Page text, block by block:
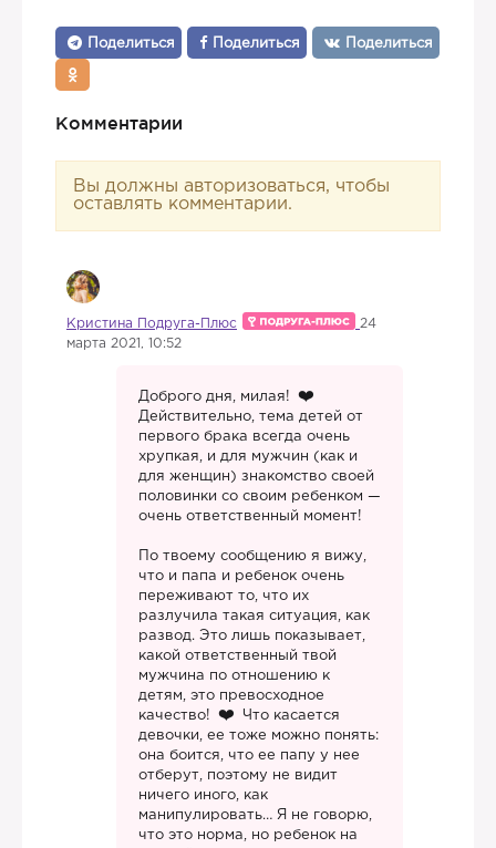
Поделиться Поделиться Поделиться
Комментарии
Вы должны авторизоваться, чтобы
оставлять комментарии.
Кристина Подруга-Плюс
24
марта 2021, 10:52
Доброго дня, милая!
Действительно, тема детей от
первого брака всегда очень
хрупкая, и для мужчин (как и
для женщин) знакомство своей
половинки со своим ребенком —
очень ответственный момент!
По твоему сообщению я вижу,
что и папа и ребенок очень
переживают то, что их
разлучила такая ситуация, как
развод. Это лишь показывает,
какой ответственный твой
мужчина по отношению к
детям, это превосходное
качество!
Что касается
девочки, ее тоже можно понять:
она боится, что ее папу у нее
отберут, поэтому не видит
ничего иного, как
манипулировать… Я не говорю,
что это норма, но ребенок на